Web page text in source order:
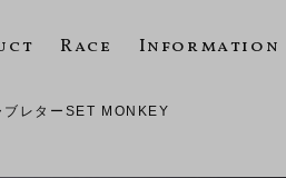
Race Information
レターSET MONKEY